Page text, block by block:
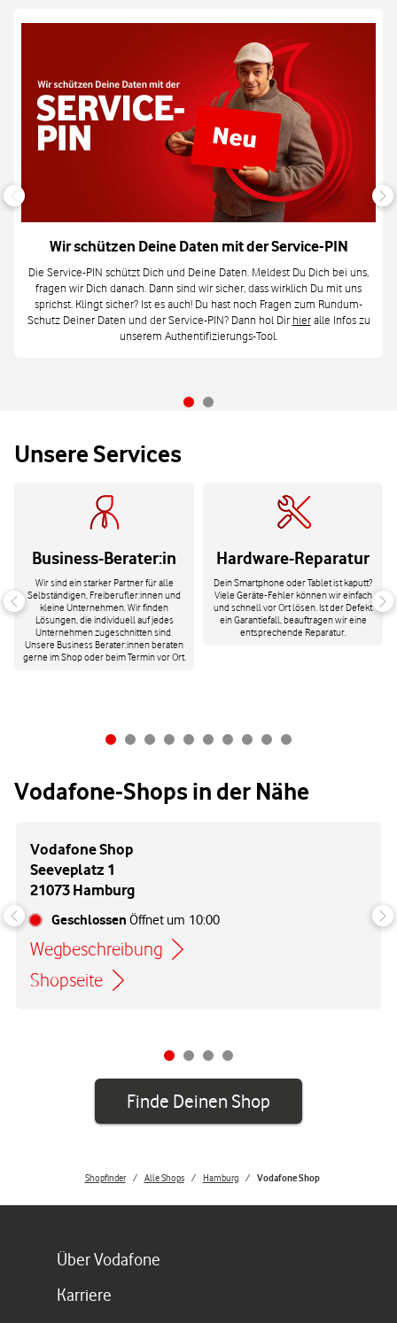
Wir schützen Deine Daten mit der Service-PIN
Die Service-PIN schützt Dich und Deine Daten. Meldest Du Dich bei uns,
fragen wir Dich danach. Dann sind wir sicher, dass wirklich Du mit uns
sprichst. Klingt sicher? Ist es auch! Du hast noch Fragen zum Rundum-
Schutz Deiner Daten und der Service-PIN? Dann hol Dir hieralle Infos zu
unserem Authentifizierungs-Tool.
Unsere Services
Business-Berater:in
Wir sind ein starker Partner für alle
Selbständigen, Freiberufler:innen und
kleine Unternehmen. Wir finden
Lösungen, die individuell auf jedes
Unternehmen zugeschnitten sind.
Unsere Business Berater:innen beraten
gerne im Shop oder beim Termin vor Ort.
Hardware-Reparatur
Dein Smartphone oder Tablet ist kaputt?
Viele Geräte-Fehler können wir einfach
und schnell vor Ort lösen. Ist der Defekt
ein Garantiefall, beauftragen wir eine
entsprechende Reparatur.
Vodafone-Shops in der Nähe
Vodafone Shop
Seeveplatz 1
21073 Hamburg
Geschlossen Öffnet um 10:00
Wegbeschreibung
Link öffnet in einem neuen Tab
Shopseite
Finde Deinen Shop
Shopfinder Alle Shops Hamburg Vodafone Shop
Über Vodafone
Karriere